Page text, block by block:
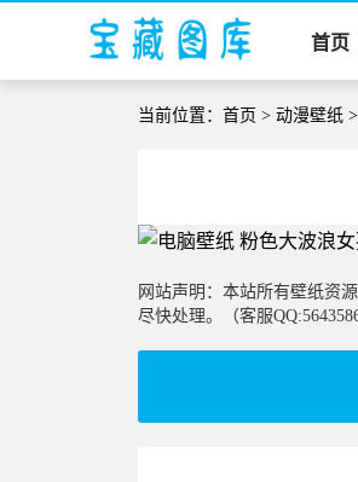
首页
当前位置：首页 >动漫壁纸
网站声明：本站所有壁纸资
尽快处理。（客服